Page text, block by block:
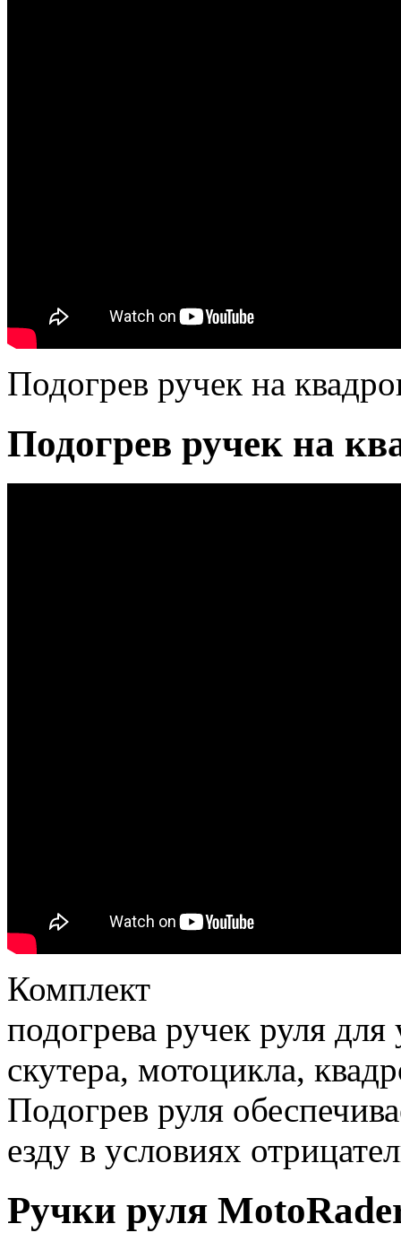
Подогрев ручек на
Подогрев ручек на
Комплект
подогрева ручек руля
скутера, мотоцикла,
Подогрев руля
езду в условиях
Ручки руля